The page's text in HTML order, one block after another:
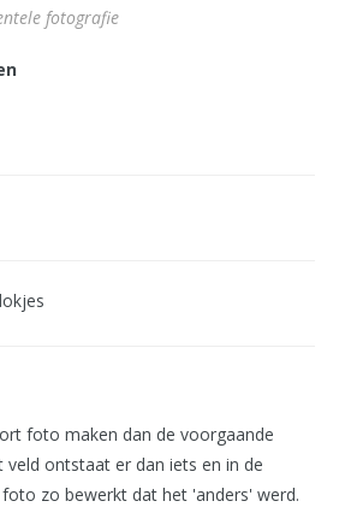
fotografie
foto maken dan de voorgaande
veld ontstaat er dan iets en in de
zo bewerkt dat het 'anders' werd.